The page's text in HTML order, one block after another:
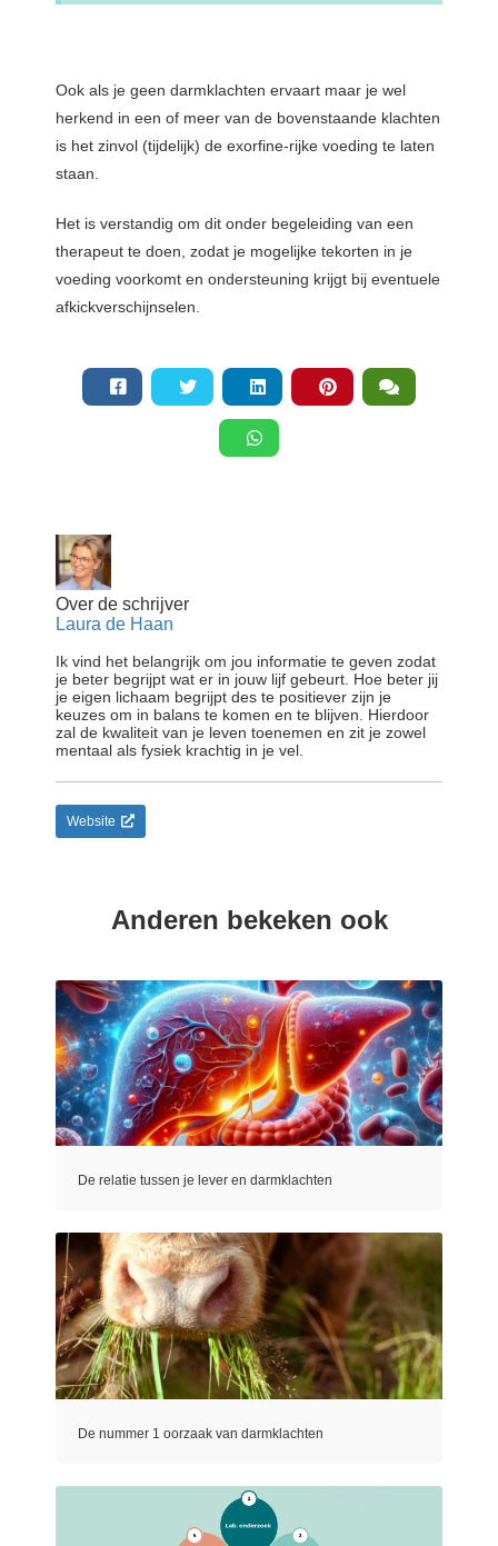
Ook als je geen darmklachten ervaart maar je wel
herkend in een of meer van de bovenstaande klachten
is het zinvol (tijdelijk) de exorfine-rijke voeding te laten
staan.
Het is verstandig om dit onder begeleiding van een
therapeut te doen, zodat je mogelijke tekorten in je
voeding voorkomt en ondersteuning krijgt bij eventuele
afkickverschijnselen.
Over de schrijver
Laura de Haan
Ik vind het belangrijk om jou informatie te geven zodat
je beter begrijpt wat er in jouw lijf gebeurt. Hoe beter jij
je eigen lichaam begrijpt des te positiever zijn je
keuzes om in balans te komen en te blijven. Hierdoor
zal de kwaliteit van je leven toenemen en zit je zowel
mentaal als fysiek krachtig in je vel.
Website
Anderen bekeken ook
De relatie tussen je lever en darmklachten
De nummer 1 oorzaak van darmklachten